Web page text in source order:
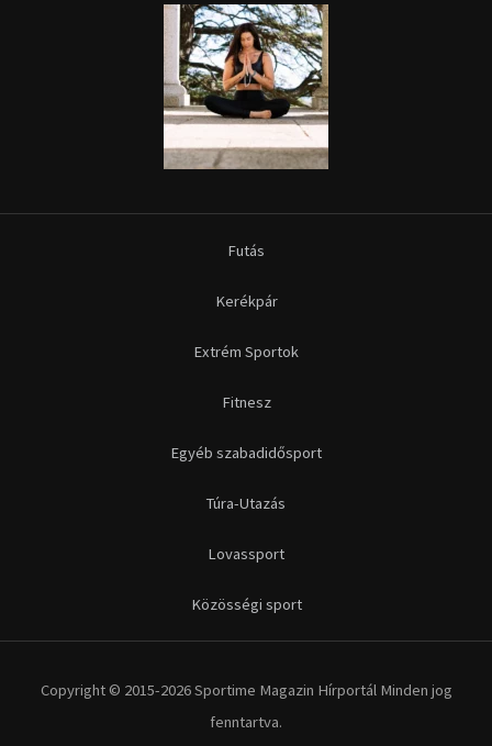
Futás
Kerékpár
Extrém Sportok
Fitnesz
Egyéb szabadidősport
Túra-Utazás
Lovassport
Közösségi sport
Copyright © 2015-2026 Sportime Magazin Hírportál Minden jog
fenntartva.